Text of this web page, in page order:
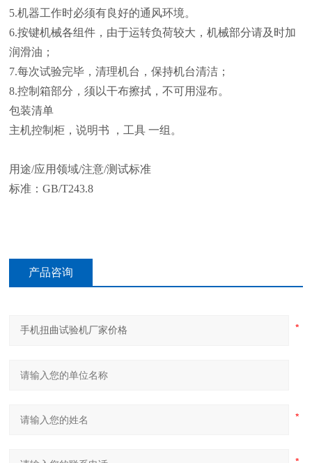
5.机器工作时必须有良好的通风环境。
6.按键机械各组件，由于运转负荷较大，机械部分请及时加
润滑油；
7.每次试验完毕，清理机台，保持机台清洁；
8.控制箱部分，须以干布擦拭，不可用湿布。
包装清单
主机控制柜，说明书 ，工具 一组。
用途/应用领域/注意/测试标准
标准：GB/T243.8
产品咨询